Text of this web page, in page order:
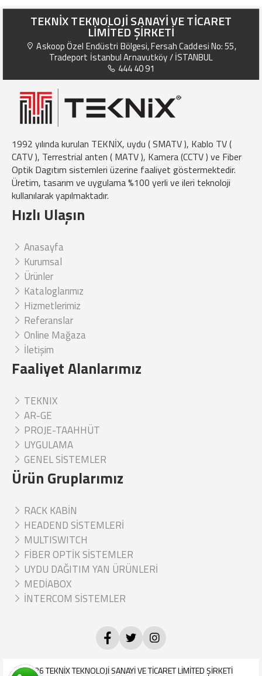
TEKNİX TEKNOLOJİ SANAYİ VE TİCARET
LİMİTED ŞİRKETİ
Askoop Özel Endüstri Bölgesi, Fersah Caddesi No: 55,
Tradeport İstanbul Arnavutköy / İSTANBUL
444 40 91
1992 yılında kurulan TEKNİX, uydu ( SMATV ), Kablo TV (
CATV ), Terrestrial anten ( MATV ), Kamera (CCTV ) ve Fiber
Optik Dagıtım sistemleri üzerine faaliyet göstermektedir.
Üretim, tasarım ve uygulama %100 yerli ve ileri teknoloji
kullanılarak yapılmaktadır.
Hızlı Ulaşın
Anasayfa
Kurumsal
Ürünler
Kataloglarımız
Hizmetlerimiz
Referanslar
Online Mağaza
İletişim
Faaliyet Alanlarımız
TEKNIX
AR-GE
PROJE-TAAHHÜT
UYGULAMA
GENEL SİSTEMLER
Ürün Gruplarımız
RACK KABİN
HEADEND SİSTEMLERİ
MULTISWITCH
FİBER OPTİK SİSTEMLER
UYDU DAĞITIM YAN ÜRÜNLERİ
MEDİABOX
İNTERCOM SİSTEMLER
© 2026TEKNİX TEKNOLOJİ SANAYİ VE TİCARET LİMİTED ŞİRKETİ